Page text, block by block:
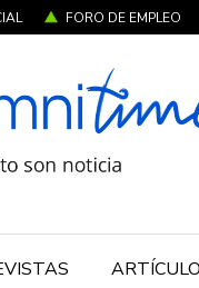
FORO DE EMPLEO